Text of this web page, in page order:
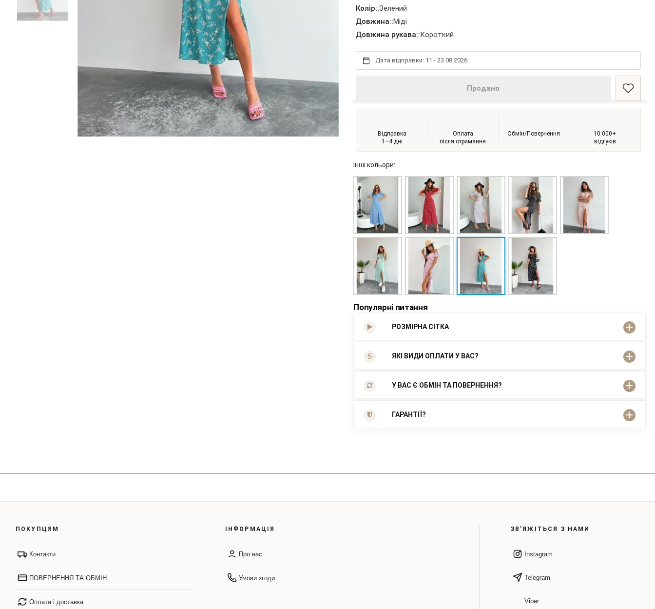
Колір::Зелений
Довжина::Міді
Довжина рукава::Короткий
Дата відправки: 11 - 23.08.2026
Продано
Відправка
1–4 дні
Оплата
після отримання
Обмін/Повернення
10 000+
відгуків
Інші кольори:
Популярні питання
РОЗМІРНА СІТКА
ЯКІ ВИДИ ОПЛАТИ У ВАС?
У ВАС Є ОБМІН ТА ПОВЕРНЕННЯ?
ГАРАНТІЇ?
ПОКУПЦЯМ
Контакти
ПОВЕРНЕННЯ ТА ОБМІН
Оплата і доставка
ІНФОРМАЦІЯ
Про нас
Умови згоди
ЗВ’ЯЖІТЬСЯ З НАМИ
Instagram
Telegram
Viber